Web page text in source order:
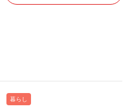
暮らし